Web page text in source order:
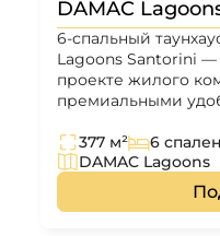
DAMAC
6-спальный
Lagoons Santorini
проекте жилого
премиальными
377 м²
6 спален
DAMAC Lagoons